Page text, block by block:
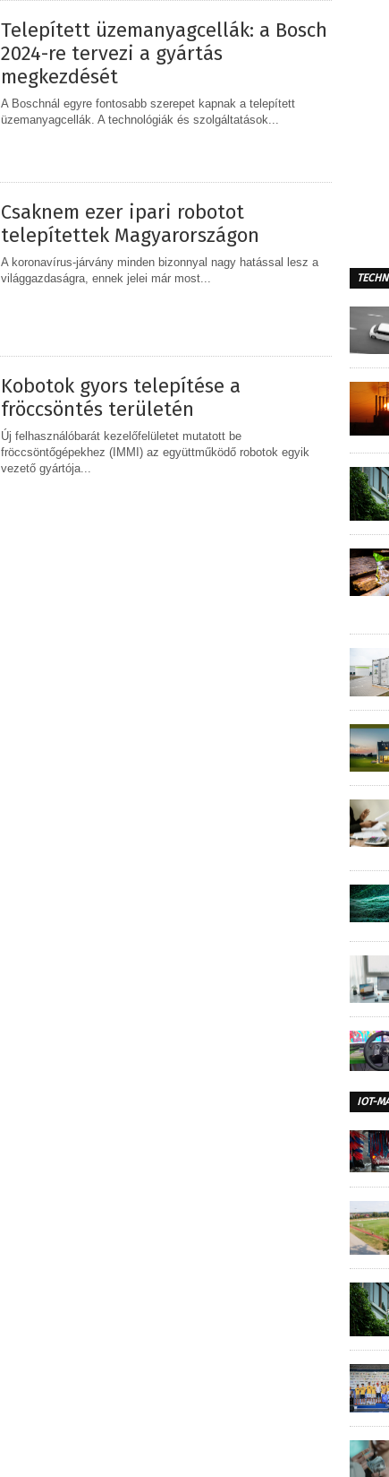
Telepített üzemanyagcellák: a Bosch
2024-re tervezi a gyártás
megkezdését
A Boschnál egyre fontosabb szerepet kapnak a telepített
üzemanyagcellák. A technológiák és szolgáltatások...
Csaknem ezer ipari robotot
telepítettek Magyarországon
A koronavírus-járvány minden bizonnyal nagy hatással lesz a
világgazdaságra, ennek jelei már most...
Kobotok gyors telepítése a
fröccsöntés területén
Új felhasználóbarát kezelőfelületet mutatott be
fröccsöntőgépekhez (IMMI) az együttműködő robotok egyik
vezető gyártója...
IOT-